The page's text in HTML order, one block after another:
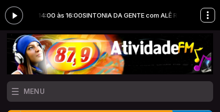
das 14:00 às 16:00SINTONIA DA GENTE com ALÊ RABELO das 14:00
MENU